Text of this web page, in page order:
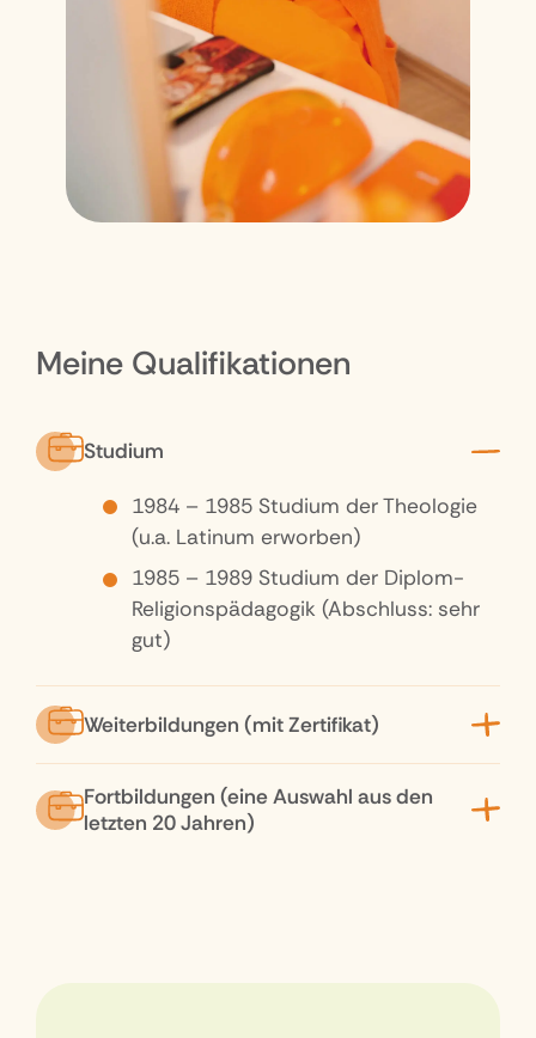
Meine Qualifikationen
Studium
1984 – 1985 Studium der Theologie
(u.a. Latinum erworben)
1985 – 1989 Studium der Diplom-
Religionspädagogik (Abschluss: sehr
gut)
Weiterbildungen (mit Zertifikat)
Fortbildungen (eine Auswahl aus den
letzten 20 Jahren)